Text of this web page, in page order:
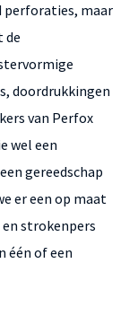
perforaties, maar
de
doordrukkingen
van Perfox
wel een
gereedschap
er een op maat
en strokenpers
één of een